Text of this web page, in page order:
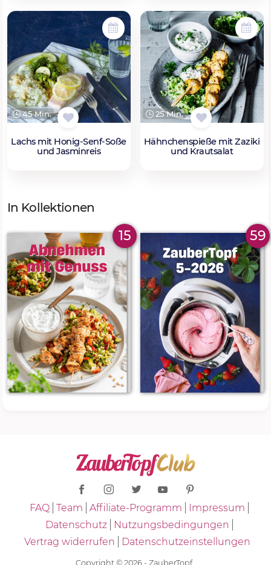
45 Min.
Lachs mit Honig-Senf-Soße
und Jasminreis
25 Min.
Hähnchenspieße mit Zaziki
und Krautsalat
In Kollektionen
15 59
FAQ Team Affiliate-Programm
Impressum
Datenschutz
Nutzungsbedingungen
Vertrag widerrufen
Datenschutzeinstellungen
Copyright © 2026 - ZauberTopf